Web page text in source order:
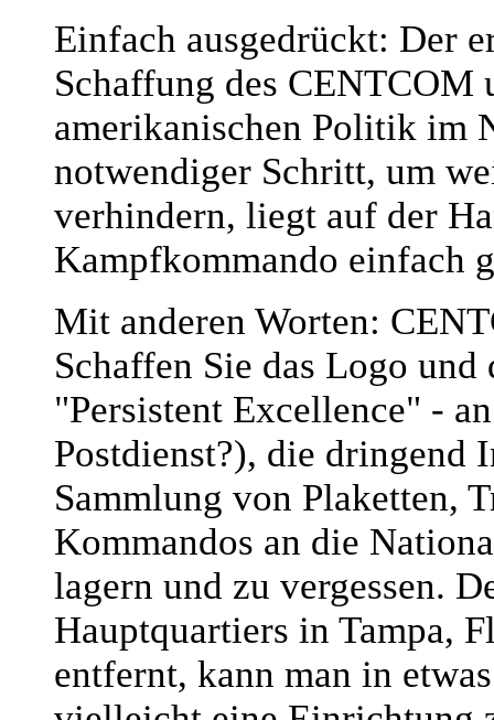
Einfach ausgedrückt: Der
Schaffung des
amerikanischen Politik im
notwendiger Schritt, um
verhindern, liegt auf der
Kampfkommando einfach
Mit anderen Worten:
Schaffen Sie das Logo
"Persistent Excellence" -
Postdienst?), die dringend
Sammlung von Plaketten,
Kommandos an die
lagern und zu vergessen.
Hauptquartiers in Tampa,
entfernt, kann man in